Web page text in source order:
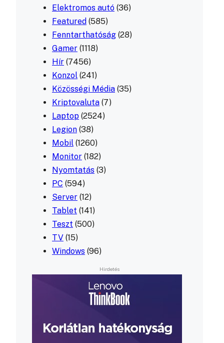
Elektromos autó (36)
Featured (585)
Fenntarthatóság (28)
Gamer (1118)
Hír (7456)
Konzol (241)
Közösségi Média (35)
Kriptovaluta (7)
Laptop (2524)
Legion (38)
Mobil (1260)
Monitor (182)
Nyomtatás (3)
PC (594)
Server (12)
Tablet (141)
Teszt (500)
TV (15)
Windows (96)